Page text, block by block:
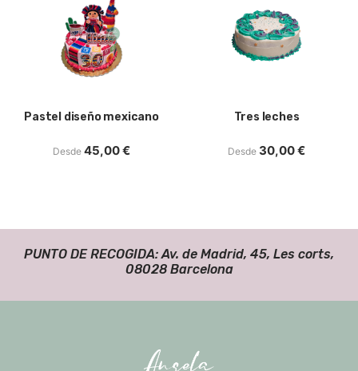
Pastel diseño mexicano
Desde 45,00€
Tres leches
Desde 30,00€
PUNTO DE RECOGIDA: Av. de Madrid, 45, Les corts,
08028 Barcelona